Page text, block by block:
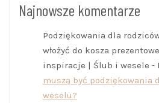
Najnowsze komentarze
Podziękowania dla
włożyć do kosza
inspiracje | Ślub i wesele -
muszą być podziękowania
weselu?